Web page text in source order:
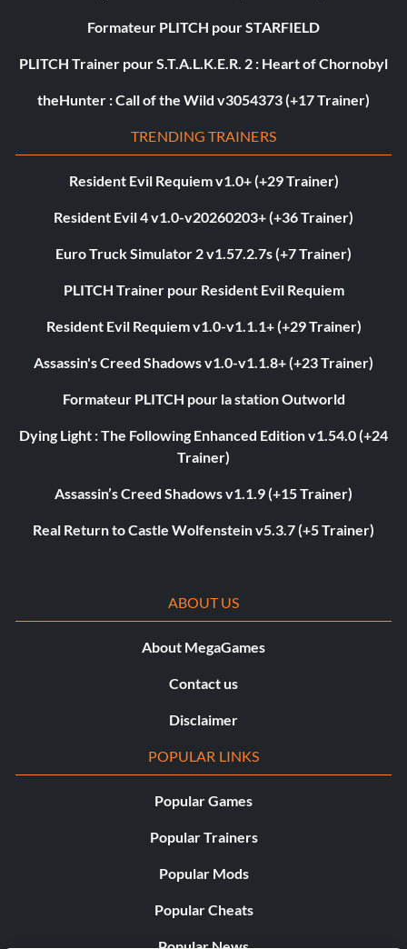
Formateur PLITCH pour STARFIELD
PLITCH Trainer pour S.T.A.L.K.E.R. 2 : Heart of Chornobyl
theHunter : Call of the Wild v3054373 (+17 Trainer)
TRENDING TRAINERS
Resident Evil Requiem v1.0+ (+29 Trainer)
Resident Evil 4 v1.0-v20260203+ (+36 Trainer)
Euro Truck Simulator 2 v1.57.2.7s (+7 Trainer)
PLITCH Trainer pour Resident Evil Requiem
Resident Evil Requiem v1.0-v1.1.1+ (+29 Trainer)
Assassin's Creed Shadows v1.0-v1.1.8+ (+23 Trainer)
Formateur PLITCH pour la station Outworld
Dying Light : The Following Enhanced Edition v1.54.0 (+24
Trainer)
Assassin’s Creed Shadows v1.1.9 (+15 Trainer)
Real Return to Castle Wolfenstein v5.3.7 (+5 Trainer)
ABOUT US
About MegaGames
Contact us
Disclaimer
POPULAR LINKS
Popular Games
Popular Trainers
Popular Mods
Popular Cheats